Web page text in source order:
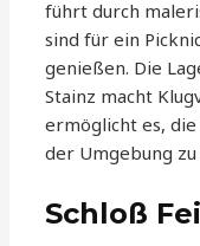
führt durch
sind für ein
genießen. Die
Stainz macht
ermöglicht es,
der Umgebung
Schloß